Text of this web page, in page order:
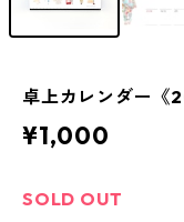
卓上カレンダー《
¥1,000
SOLD OUT